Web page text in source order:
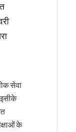
सेवा
इसीके
के